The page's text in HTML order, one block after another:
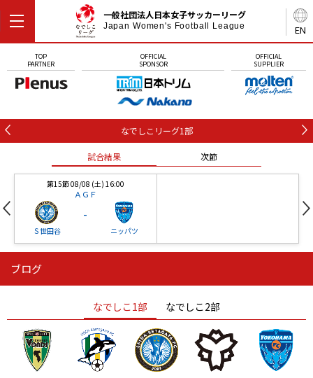
EN
一般社団法人日本女子サッカーリーグ
Japan Women's Football League
TOP
PARTNER
OFFICIAL
SPONSOR
OFFICIAL
SUPPLIER
なでしこリーグ1部
試合結果 次節
第15節 08/08 (土) 16:00
ＡＧＦ
Ｓ世田谷
-
ニッパツ
ニッパツ
ニッパツ 名古屋
石人の星
静岡 愛媛Ｌ
ブログ
なでしこ1部 なでしこ2部